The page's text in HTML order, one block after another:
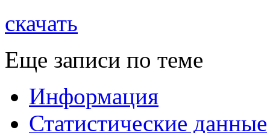
скачать
Еще записи по теме
Информация
Статистические данные